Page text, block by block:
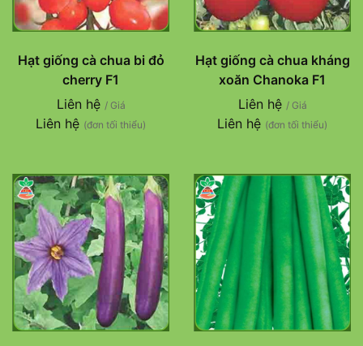
Hạt giống cà chua bi đỏ
cherry F1
Liên hệ / Giá
Liên hệ (đơn tối thiểu)
Hạt giống cà chua kháng
xoăn Chanoka F1
Liên hệ / Giá
Liên hệ (đơn tối thiểu)